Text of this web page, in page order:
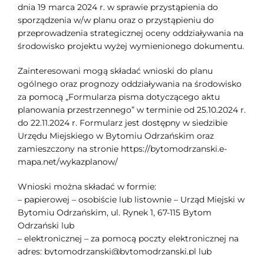
dnia 19 marca 2024 r. w sprawie przystąpienia do
sporządzenia w/w planu oraz o przystąpieniu do
przeprowadzenia strategicznej oceny oddziaływania na
środowisko projektu wyżej wymienionego dokumentu.
Zainteresowani mogą składać wnioski do planu
ogólnego oraz prognozy oddziaływania na środowisko
za pomocą „Formularza pisma dotyczącego aktu
planowania przestrzennego” w terminie od 25.10.2024 r.
do 22.11.2024 r. Formularz jest dostępny w siedzibie
Urzędu Miejskiego w Bytomiu Odrzańskim oraz
zamieszczony na stronie https://bytomodrzanski.e-
mapa.net/wykazplanow/
Wnioski można składać w formie:
– papierowej – osobiście lub listownie – Urząd Miejski w
Bytomiu Odrzańskim, ul. Rynek 1, 67-115 Bytom
Odrzański lub
– elektronicznej – za pomocą poczty elektronicznej na
adres: bytomodrzanski@bytomodrzanski.pl lub